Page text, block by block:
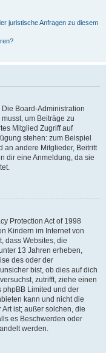
juristische Anfragen zu diesem
Board-Administration
um Beiträge zu
Mitglied Zugriff auf
stehen: zum Beispiel
an andere Mitglieder, Beitritt
dir eine Anmeldung, da sie
Protection Act of 1998
Kindern im Internet von
dass Websites, die
13 Jahren erheben,
des oder der
bist, ob dies auf dich
zutrifft, ziehe einen
phpBB Limited und der
kann und nicht die
ist; außer solchen, die
es Beschwerden oder
werden.